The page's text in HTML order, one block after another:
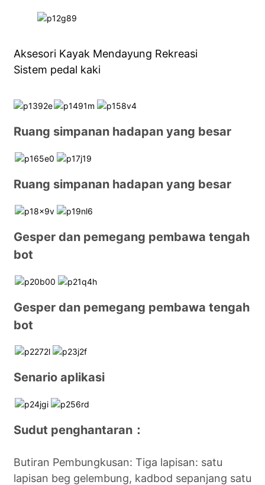
Aksesori Kayak Mendayung Rekreasi
Sistem pedal kaki
Ruang simpanan hadapan yang besar
Ruang simpanan hadapan yang besar
Gesper dan pemegang pembawa tengah
bot
Gesper dan pemegang pembawa tengah
bot
Senario aplikasi
Sudut penghantaran：
Butiran Pembungkusan: Tiga lapisan: satu
lapisan beg gelembung, kadbod sepanjang satu